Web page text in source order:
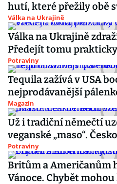
hutí, které přežily obě
Válka na Ukrajině
Válka na Ukrajině
Předejít tomu
Potraviny
Tequila zažívá v USA
nejprodávanější
Magazín
Už i tradiční němečtí
veganské „maso“.
Potraviny
Britům a Američanům
Vánoce. Chybět